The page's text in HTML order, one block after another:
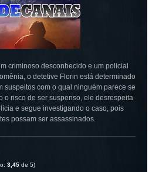
criminoso desconhecido e um policial
o detetive Florin está determinado
suspeitos com o qual ninguém parece se
o risco de ser suspenso, ele desrespeita
e segue investigando o caso, pois
possam ser assassinados.
3,45 de 5)